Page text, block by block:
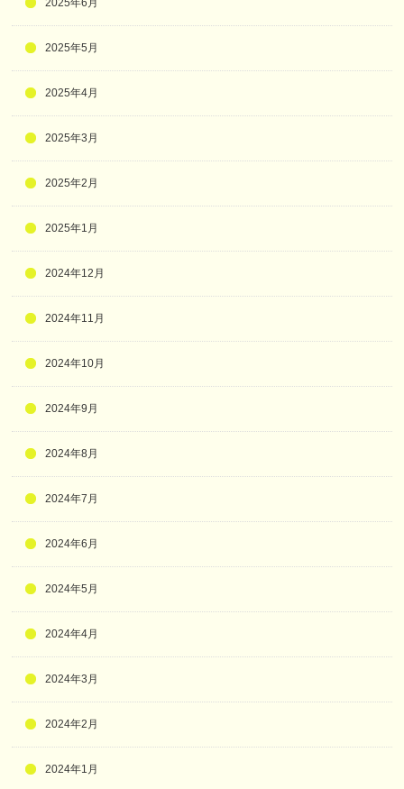
2025年5月
2025年4月
2025年3月
2025年2月
2025年1月
2024年12月
2024年11月
2024年10月
2024年9月
2024年8月
2024年7月
2024年6月
2024年5月
2024年4月
2024年3月
2024年2月
2024年1月